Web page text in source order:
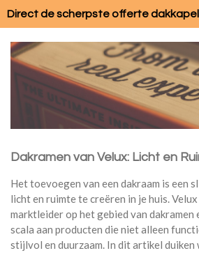
Ga
direct
naar
de
hoofdinhoud
Dakramen van Velux: Licht en
Het toevoegen van een dakraam is een
licht en ruimte te creëren in je huis.
marktleider op het gebied van dakramen
scala aan producten die niet alleen
stijlvol en duurzaam. In dit artikel duiken